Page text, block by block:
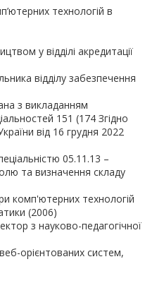
технологій в
у відділі акредитації
відділу забезпечення
з викладанням
151 (174 Згідно
від 16 грудня 2022
05.11.13 –
та визначення складу
комп'ютерних технологій
(2006)
з науково-педагогічної
орієнтованих систем,